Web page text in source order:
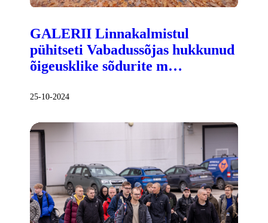
GALERII Linnakalmistul
pühitseti Vabadussõjas hukkunud
õigeusklike sõdurite m…
25-10-2024